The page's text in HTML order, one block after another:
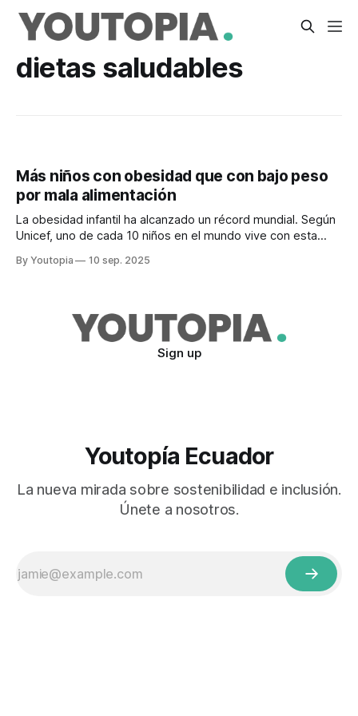
dietas saludables
Más niños con obesidad que con bajo peso
por mala alimentación
La obesidad infantil ha alcanzado un récord mundial. Según
Unicef, uno de cada 10 niños en el mundo vive con esta
By Youtopia 10 sep. 2025
Sign up
Youtopía Ecuador
La nueva mirada sobre sostenibilidad e inclusión.
Únete a nosotros.